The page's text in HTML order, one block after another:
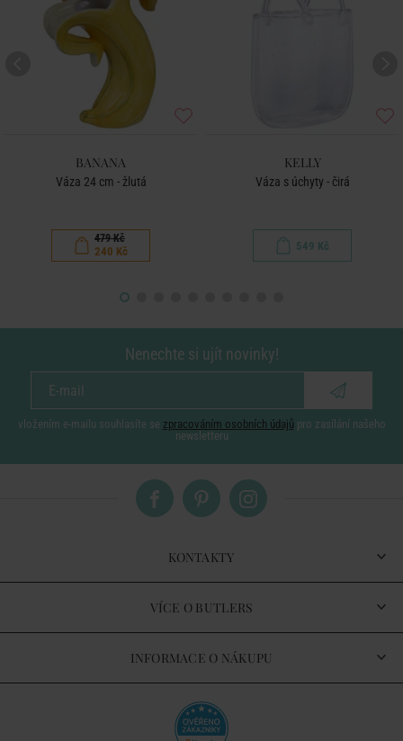
BANANA
Váza 24 cm - žlutá
479 Kč
240 Kč
KELLY
Váza s úchyty - čirá
549 Kč
Nenechte si ujít novinky!
vložením e-mailu souhlasíte se zpracováním osobních údajů pro zasílání našeho
newsletteru
KONTAKTY
VÍCE O BUTLERS
INFORMACE O NÁKUPU